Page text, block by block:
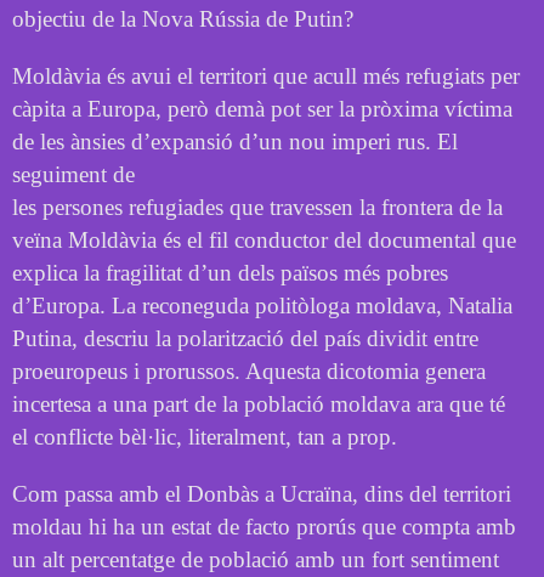
objectiu de la Nova Rússia de Putin?
Moldàvia és avui el territori que acull més refugiats per
càpita a Europa, però demà pot ser la pròxima víctima
de les ànsies d’expansió d’un nou imperi rus. El
seguiment de
les persones refugiades que travessen la frontera de la
veïna Moldàvia és el fil conductor del documental que
explica la fragilitat d’un dels països més pobres
d’Europa. La reconeguda politòloga moldava, Natalia
Putina, descriu la polarització del país dividit entre
proeuropeus i prorussos. Aquesta dicotomia genera
incertesa a una part de la població moldava ara que té
el conflicte bèl·lic, literalment, tan a prop.
Com passa amb el Donbàs a Ucraïna, dins del territori
moldau hi ha un estat de facto prorús que compta amb
un alt percentatge de població amb un fort sentiment